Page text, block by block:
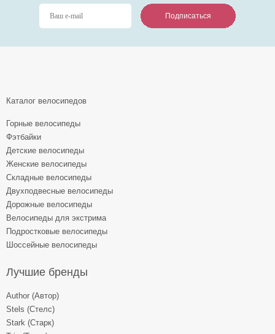
Подписаться
Подписаться
Подписаться
Каталог велосипедов
Горные велосипеды
Фэтбайки
Детские велосипеды
Женские велосипеды
Складные велосипеды
Двухподвесные велосипеды
Дорожные велосипеды
Велосипеды для экстрима
Подростковые велосипеды
Шоссейные велосипеды
Лучшие бренды
Author (Автор)
Stels (Стелс)
Stark (Старк)